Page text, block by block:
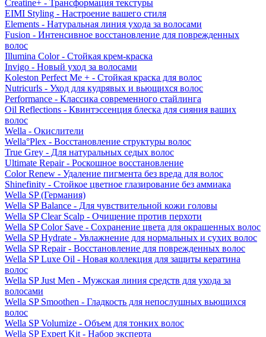
Creatine+ - Трансформация текстуры
EIMI Styling - Настроение вашего стиля
Elements - Натуральная линия ухода за волосами
Fusion - Интенсивное восстановление для поврежденных
волос
Illumina Color - Стойкая крем-краска
Invigo - Новый уход за волосами
Koleston Perfect Me + - Стойкая краска для волос
Nutricurls - Уход для кудрявых и вьющихся волос
Performance - Классика современного стайлинга
Oil Reflections - Квинтэссенция блеска для сияния ваших
волос
Wella - Окислители
Wella°Plex - Восстановление структуры волос
True Grey - Для натуральных седых волос
Ultimate Repair - Роскошное восстановление
Color Renew - Удаление пигмента без вреда для волос
Shinefinity - Стойкое цветное глазирование без аммиака
Wella SP (Германия)
Wella SP Balance - Для чувствительной кожи головы
Wella SP Clear Scalp - Очищение против перхоти
Wella SP Color Save - Сохранение цвета для окрашенных волос
Wella SP Hydrate - Увлажнение для нормальных и сухих волос
Wella SP Repair - Восстановление для поврежденных волос
Wella SP Luxe Oil - Новая коллекция для защиты кератина
волос
Wella SP Just Men - Мужская линия средств для ухода за
волосами
Wella SP Smoothen - Гладкость для непослушных вьющихся
волос
Wella SP Volumize - Объем для тонких волос
Wella SP Expert Kit - Набор эксперта